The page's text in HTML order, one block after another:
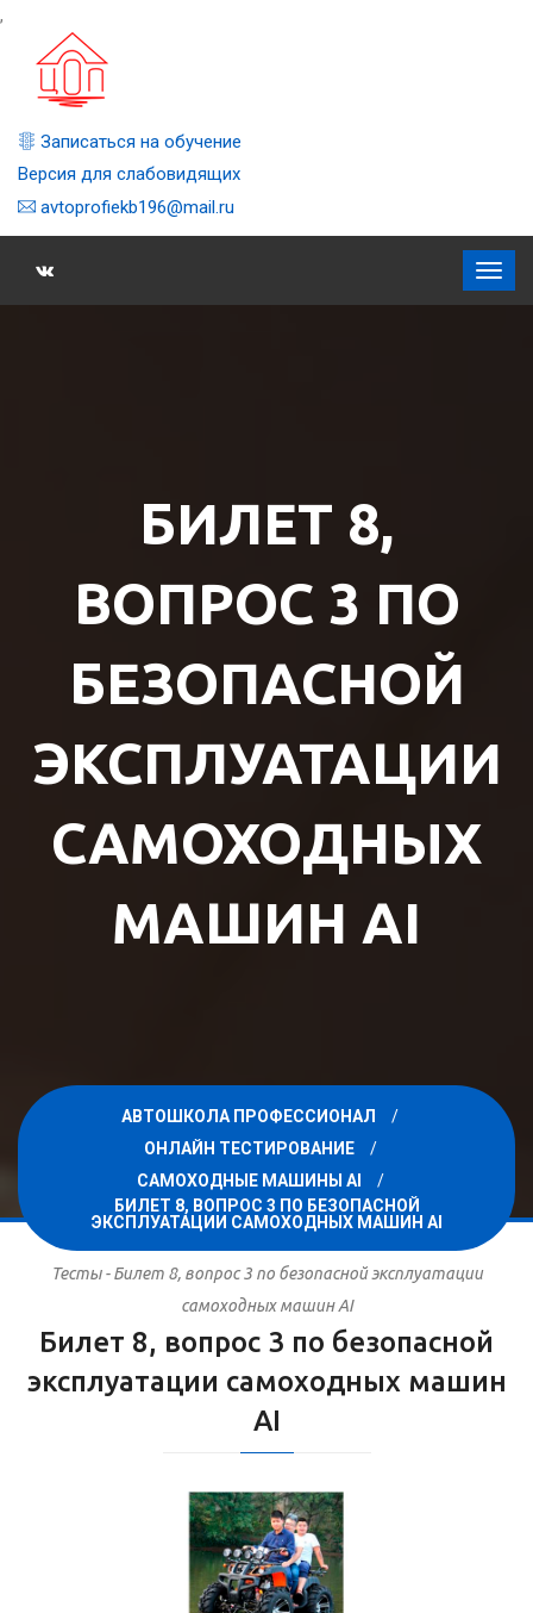
,
Записаться на обучение
Версия для слабовидящих
avtoprofiekb196@mail.ru
БИЛЕТ 8,
ВОПРОС 3 ПО
БЕЗОПАСНОЙ
ЭКСПЛУАТАЦИИ
САМОХОДНЫХ
МАШИН AI
АВТОШКОЛА ПРОФЕССИОНАЛ
ОНЛАЙН ТЕСТИРОВАНИЕ
САМОХОДНЫЕ МАШИНЫ AI
БИЛЕТ 8, ВОПРОС 3 ПО БЕЗОПАСНОЙ
ЭКСПЛУАТАЦИИ САМОХОДНЫХ МАШИН AI
Тесты - Билет 8, вопрос 3 по безопасной эксплуатации
самоходных машин AI
Билет 8, вопрос 3 по безопасной
эксплуатации самоходных машин
AI